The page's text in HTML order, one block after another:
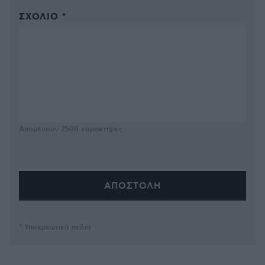
ΣΧΌΛΙΟ *
Απομένουν 2500 χαρακτήρες
* Υποχρεωτικά πεδία